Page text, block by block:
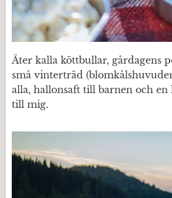
Äter kalla köttbullar, gårdagens
små vinterträd
alla, hallonsaft till barnen och en
till mig.